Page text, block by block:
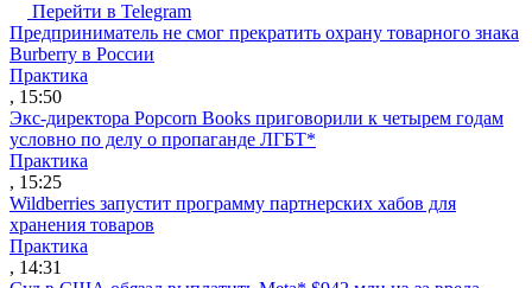
Перейти в Telegram
Предприниматель не смог прекратить охрану товарного знака
Burberry в России
Практика
, 15:50
Экс-директора Popcorn Books приговорили к четырем годам
условно по делу о пропаганде ЛГБТ*
Практика
, 15:25
Wildberries запустит программу партнерских хабов для
хранения товаров
Практика
, 14:31